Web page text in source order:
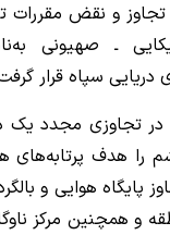
و نقض مقررات
ـ صهیونی
سپاه قرار
در تجاوزی مجدد یک
را هدف پرتابه‌های
پایگاه هوایی و
و همچنین مرکز